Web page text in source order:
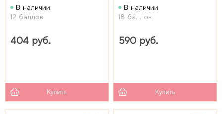
В наличии
12 баллов
404 руб.
Купить
В наличии
18 баллов
590 руб.
Купить